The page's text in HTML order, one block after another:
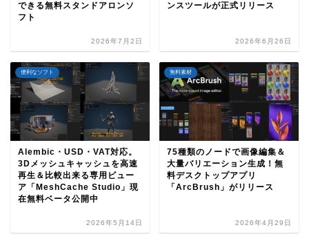
できる無料スタンドアロンソ
フト
2026年7月2日
ンスツールが正式リリース
2026年6月26日
便利なソフト
Alembic・USD・VAT対応。
3Dメッシュキャッシュを高速
再生＆比較出来る専用ビュー
ア「MeshCache Studio」現
在無料ベータ公開中
2026年5月14日
無料素材
75種類のノードで画像編集＆
大量バリエーション生成！無
料デスクトップアプリ
「ArcBrush」がリリース
2026年4月29日